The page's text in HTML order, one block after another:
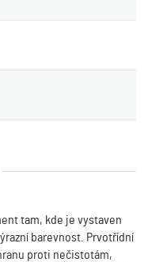
tam, kde je vystaven
barevnost. Prvotřídní
proti nečistotám,